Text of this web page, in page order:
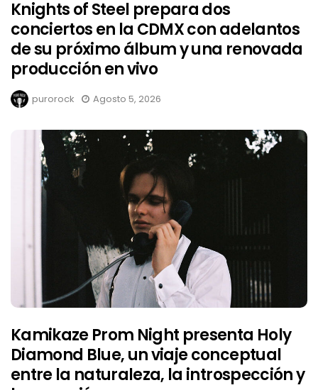
Knights of Steel prepara dos
conciertos en la CDMX con adelantos
de su próximo álbum y una renovada
producción en vivo
purorock Agosto 5, 2026
Kamikaze Prom Night presenta Holy
Diamond Blue, un viaje conceptual
entre la naturaleza, la introspección y